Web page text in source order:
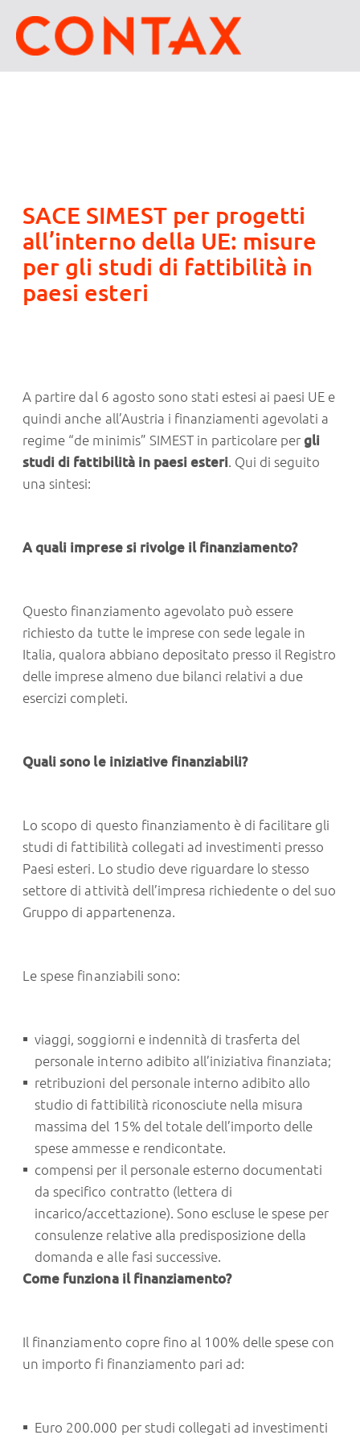
SACE SIMEST per progetti
all’interno della UE: misure
per gli studi di fattibilità in
paesi esteri
A partire dal 6 agosto sono stati estesi ai paesi UE e
quindi anche all’Austria i finanziamenti agevolati a
regime “de minimis” SIMEST in particolare pergli
studi di fattibilità in paesi esteri. Qui di seguito
una sintesi:
A quali imprese si rivolge il finanziamento?
Questo finanziamento agevolato può essere
richiesto da tutte le imprese con sede legale in
Italia, qualora abbiano depositato presso il Registro
delle imprese almeno due bilanci relativi a due
esercizi completi.
Quali sono le iniziative finanziabili?
Lo scopo di questo finanziamento è di facilitare gli
studi di fattibilità collegati ad investimenti presso
Paesi esteri. Lo studio deve riguardare lo stesso
settore di attività dell’impresa richiedente o del suo
Gruppo di appartenenza.
Le spese finanziabili sono:
viaggi, soggiorni e indennità di trasferta del
personale interno adibito all’iniziativa finanziata;
retribuzioni del personale interno adibito allo
studio di fattibilità riconosciute nella misura
massima del 15% del totale dell’importo delle
spese ammesse e rendicontate.
compensi per il personale esterno documentati
da specifico contratto (lettera di
incarico/accettazione). Sono escluse le spese per
consulenze relative alla predisposizione della
domanda e alle fasi successive.
Come funziona il finanziamento?
Il finanziamento copre fino al 100% delle spese con
un importo fi finanziamento pari ad:
Euro 200.000 per studi collegati ad investimenti